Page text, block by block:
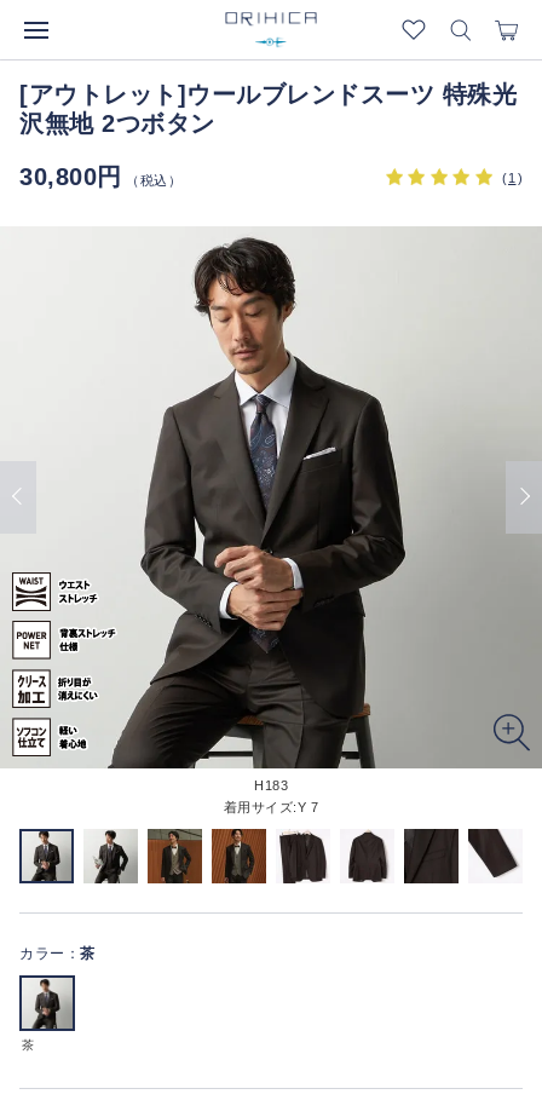
[アウトレット]ウールブレンドスーツ 特殊光
沢無地 2つボタン
30,800円
（税込） (1 )
H183
着用サイズ:Y 7
カラー： 茶
茶